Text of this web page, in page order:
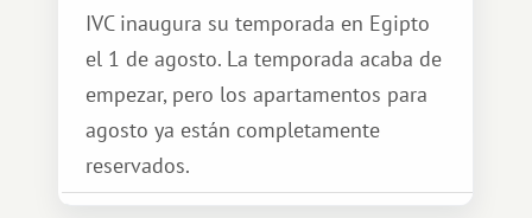
IVC inaugura su temporada en Egipto
el 1 de agosto. La temporada acaba de
empezar, pero los apartamentos para
agosto ya están completamente
reservados.